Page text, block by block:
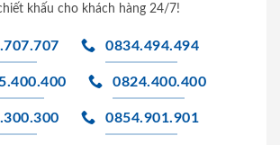
khấu cho khách hàng 24/7!
0834.494.494
0824.400.400
0854.901.901